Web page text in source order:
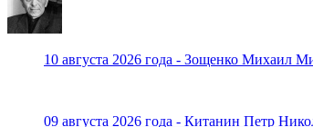
10 августа 2026 года - Зощенко Михаил
09 августа 2026 года - Китанин Петр